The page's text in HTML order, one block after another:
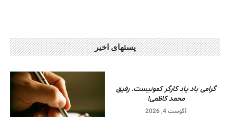
پستهای اخیر
گرامی باد یاد کارگر کمونیست. رفیق
محمد کاظمی!
آگوست 4, 2026